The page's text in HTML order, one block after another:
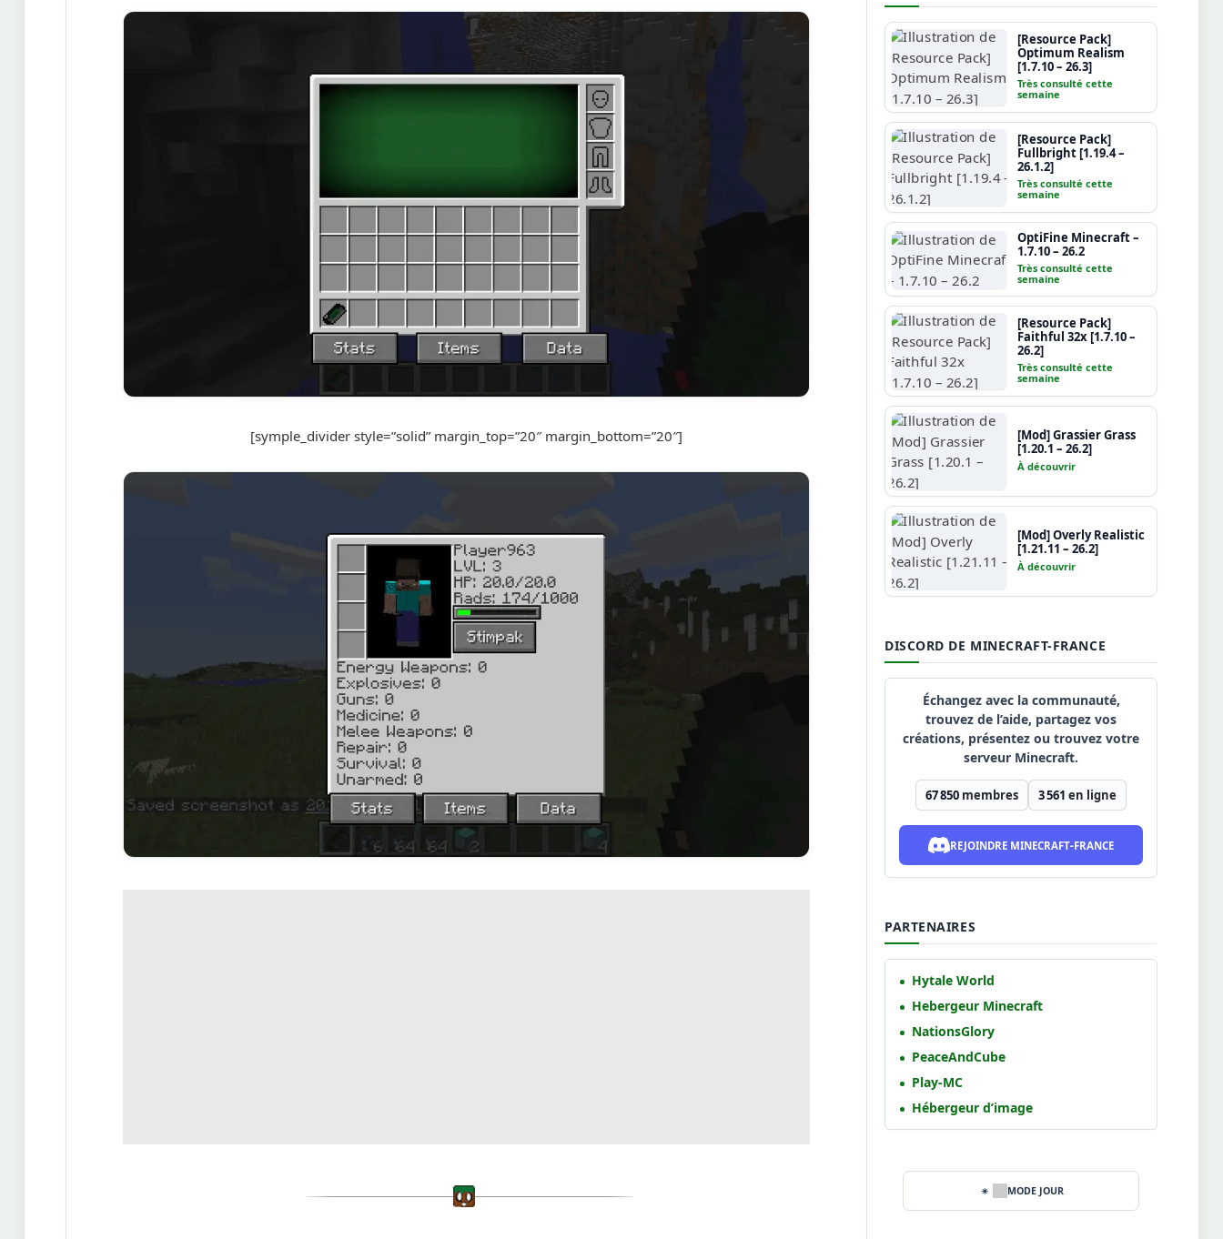
[symple_divider style=”solid” margin_top=”20″ margin_bottom=”20″]
[Resource Pack]
Optimum Realism
[1.7.10 – 26.3]
Très consulté cette
semaine
[Resource Pack]
Fullbright [1.19.4 –
26.1.2]
Très consulté cette
semaine
OptiFine Minecraft –
1.7.10 – 26.2
Très consulté cette
semaine
[Resource Pack]
Faithful 32x [1.7.10 –
26.2]
Très consulté cette
semaine
[Mod] Grassier Grass
[1.20.1 – 26.2]
À découvrir
[Mod] Overly Realistic
[1.21.11 – 26.2]
À découvrir
DISCORD DE MINECRAFT-FRANCE
Échangez avec la communauté,
trouvez de l’aide, partagez vos
créations, présentez ou trouvez votre
serveur Minecraft.
67 850 membres 3 561 en ligne
REJOINDRE MINECRAFT-FRANCE
PARTENAIRES
Hytale World
Hebergeur Minecraft
NationsGlory
PeaceAndCube
Play-MC
Hébergeur d’image
MODE JOUR